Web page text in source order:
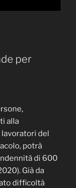
per
alla
lavoratori del
potrà
di 600
Già da
difficoltà